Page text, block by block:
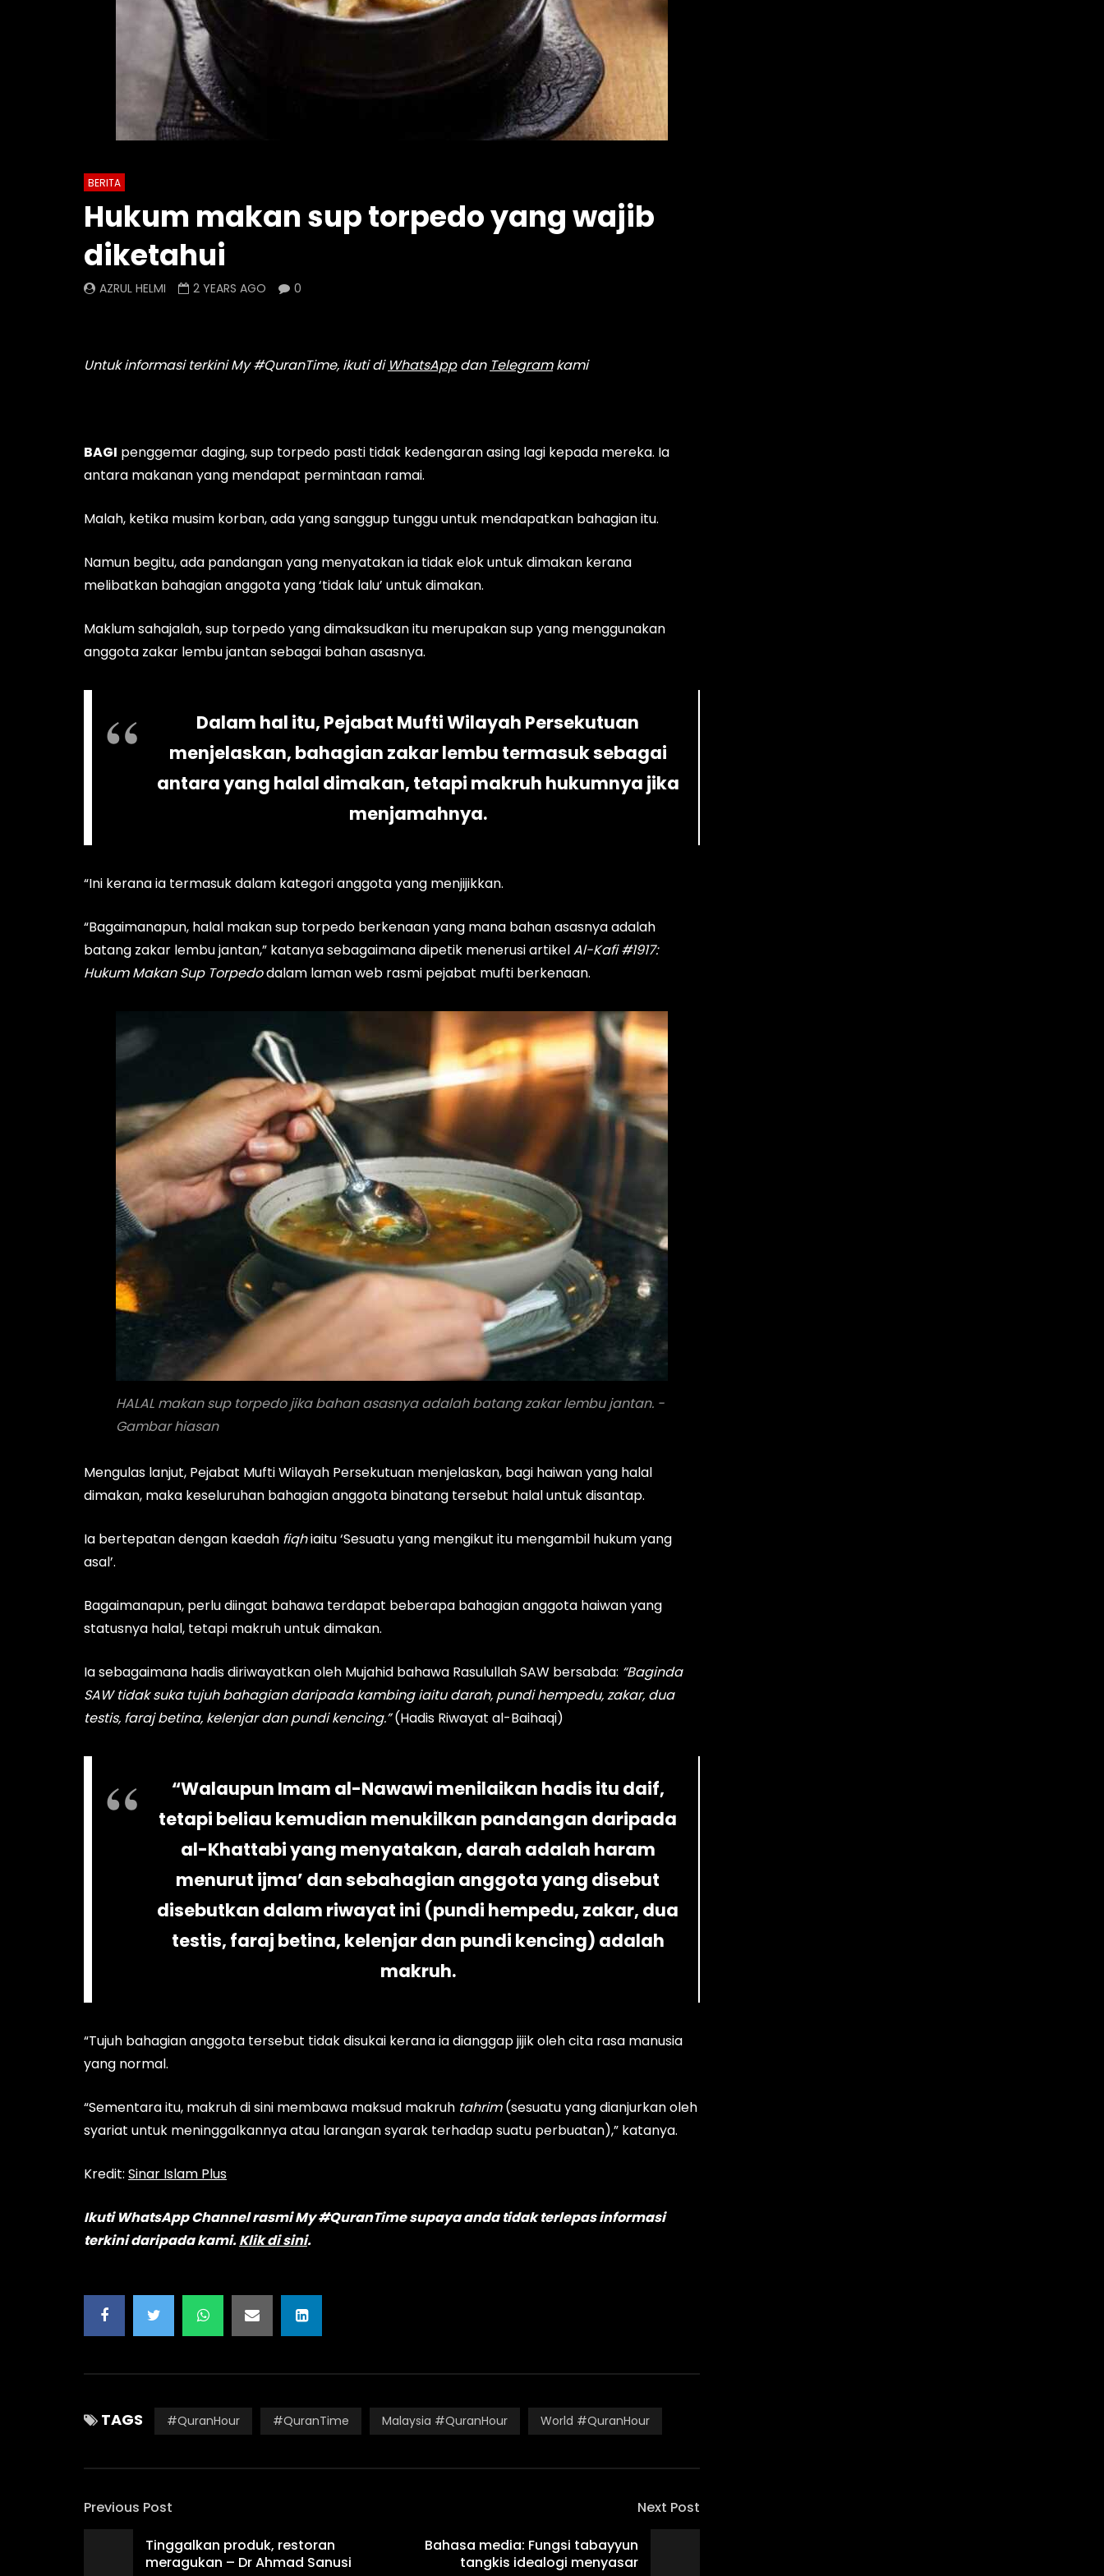
BERITA
Hukum makan sup torpedo yang wajib
diketahui
AZRUL HELMI 2 YEARS AGO 0
Untuk informasi terkini My #QuranTime, ikuti di WhatsAppdan Telegramkami
BAGI penggemar daging, sup torpedo pasti tidak kedengaran asing lagi kepada mereka. Ia
antara makanan yang mendapat permintaan ramai.
Malah, ketika musim korban, ada yang sanggup tunggu untuk mendapatkan bahagian itu.
Namun begitu, ada pandangan yang menyatakan ia tidak elok untuk dimakan kerana
melibatkan bahagian anggota yang ‘tidak lalu’ untuk dimakan.
Maklum sahajalah, sup torpedo yang dimaksudkan itu merupakan sup yang menggunakan
anggota zakar lembu jantan sebagai bahan asasnya.
Dalam hal itu, Pejabat Mufti Wilayah Persekutuan
menjelaskan, bahagian zakar lembu termasuk sebagai
antara yang halal dimakan, tetapi makruh hukumnya jika
menjamahnya.
“Ini kerana ia termasuk dalam kategori anggota yang menjijikkan.
“Bagaimanapun, halal makan sup torpedo berkenaan yang mana bahan asasnya adalah
batang zakar lembu jantan,” katanya sebagaimana dipetik menerusi artikelAl-Kafi #1917:
Hukum Makan Sup Torpedodalam laman web rasmi pejabat mufti berkenaan.
HALAL makan sup torpedo jika bahan asasnya adalah batang zakar lembu jantan. -
Gambar hiasan
Mengulas lanjut, Pejabat Mufti Wilayah Persekutuan menjelaskan, bagi haiwan yang halal
dimakan, maka keseluruhan bahagian anggota binatang tersebut halal untuk disantap.
Ia bertepatan dengan kaedah fiqhiaitu ‘Sesuatu yang mengikut itu mengambil hukum yang
asal’.
Bagaimanapun, perlu diingat bahawa terdapat beberapa bahagian anggota haiwan yang
statusnya halal, tetapi makruh untuk dimakan.
Ia sebagaimana hadis diriwayatkan oleh Mujahid bahawa Rasulullah SAW bersabda: “Baginda
SAW tidak suka tujuh bahagian daripada kambing iaitu darah, pundi hempedu, zakar, dua
testis, faraj betina, kelenjar dan pundi kencing.”(Hadis Riwayat al-Baihaqi)
“Walaupun Imam al-Nawawi menilaikan hadis itu daif,
tetapi beliau kemudian menukilkan pandangan daripada
al-Khattabi yang menyatakan, darah adalah haram
menurut ijma’ dan sebahagian anggota yang disebut
disebutkan dalam riwayat ini (pundi hempedu, zakar, dua
testis, faraj betina, kelenjar dan pundi kencing) adalah
makruh.
“Tujuh bahagian anggota tersebut tidak disukai kerana ia dianggap jijik oleh cita rasa manusia
yang normal.
“Sementara itu, makruh di sini membawa maksud makruh tahrim(sesuatu yang dianjurkan oleh
syariat untuk meninggalkannya atau larangan syarak terhadap suatu perbuatan),” katanya.
Kredit: Sinar Islam Plus
Ikuti WhatsApp Channel rasmi My #QuranTime supaya anda tidak terlepas informasi
terkini daripada kami.Klik di sini.
TAGS #QuranHour #QuranTime Malaysia #QuranHour World #QuranHour
Previous Post
Tinggalkan produk, restoran
meragukan – Dr Ahmad Sanusi
Next Post
Bahasa media: Fungsi tabayyun
tangkis idealogi menyasar